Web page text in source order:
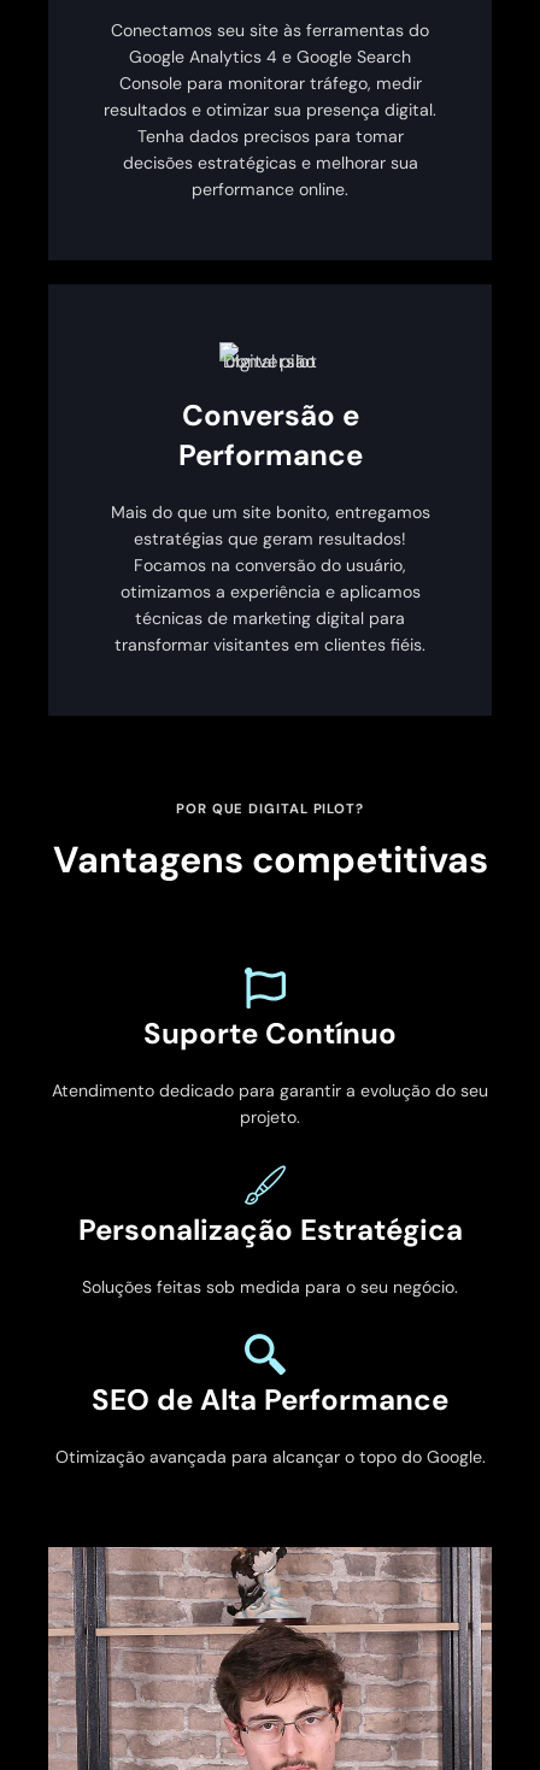
Conectamos seu site às ferramentas do
Google Analytics 4 e Google Search
Console para monitorar tráfego, medir
resultados e otimizar sua presença digital.
Tenha dados precisos para tomar
decisões estratégicas e melhorar sua
performance online.
Conversão e
Performance
Mais do que um site bonito, entregamos
estratégias que geram resultados!
Focamos na conversão do usuário,
otimizamos a experiência e aplicamos
técnicas de marketing digital para
transformar visitantes em clientes fiéis.
POR QUE DIGITAL PILOT?
Vantagens competitivas
Suporte Contínuo
Atendimento dedicado para garantir a evolução do seu
projeto.
Personalização Estratégica
Soluções feitas sob medida para o seu negócio.
SEO de Alta Performance
Otimização avançada para alcançar o topo do Google.